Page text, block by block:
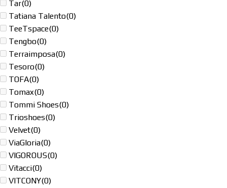
Tar(0)
Tatiana Talento(0)
TeeTspace(0)
Tengbo(0)
Terraimposa(0)
Tesoro(0)
TOFA(0)
Tomax(0)
Tommi Shoes(0)
Trioshoes(0)
Velvet(0)
ViaGloria(0)
VIGOROUS(0)
Vitacci(0)
VITCONY(0)